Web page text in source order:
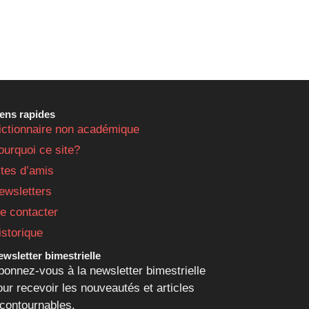
rapides
non académique
ce site?
d’amis
contacter
bimestrielle
vous à la newsletter bimestrielle
recevoir les nouveautés et articles